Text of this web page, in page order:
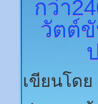
กว่า
วัตต์
เขียนโดย